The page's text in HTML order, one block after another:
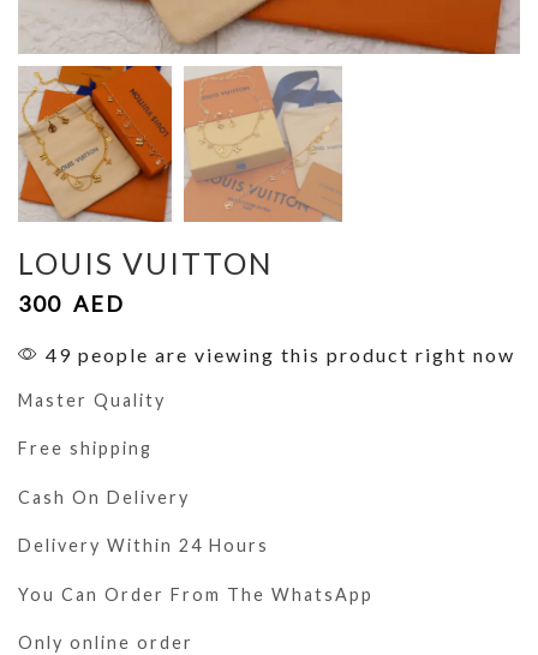
LOUIS VUITTON
300 AED
49 people are viewing this product right now
Master Quality
Free shipping
Cash On Delivery
Delivery Within 24 Hours
You Can Order From The WhatsApp
Only online order